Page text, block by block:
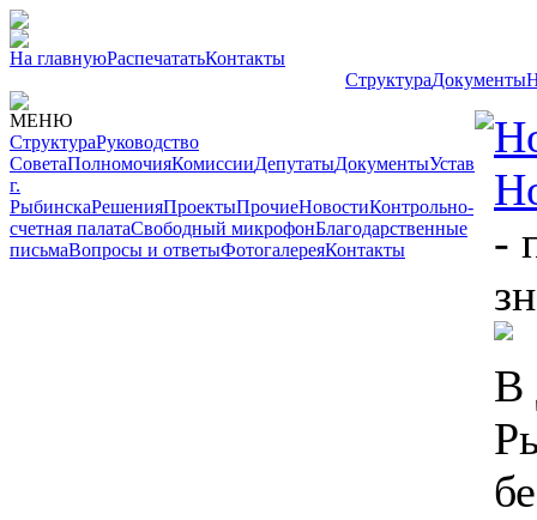
На главнуюРаспечататьКонтакты
СтруктураДокументы
МЕНЮ
СтруктураРуководство
СоветаПолномочияКомиссииДепутатыДокументыУстав
г.
РыбинскаРешенияПроектыПрочиеНовостиКонтрольно-
счетная палатаСвободный микрофонБлагодарственные
письмаВопросы и ответыФотогалереяКонтакты
-
В